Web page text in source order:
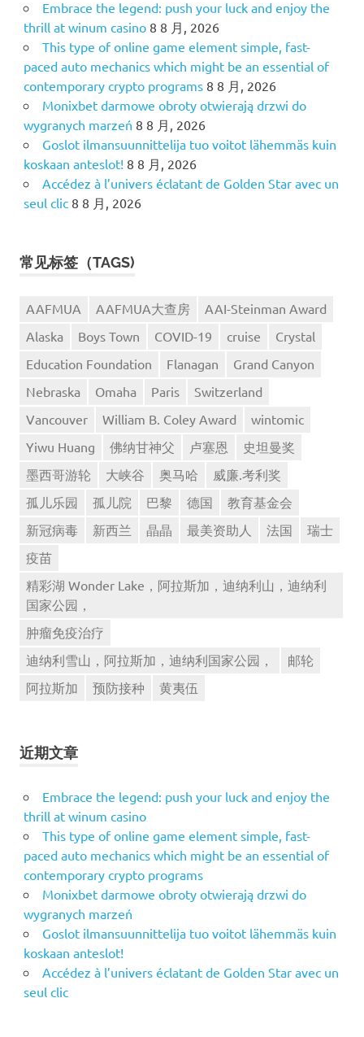
Embrace the legend: push your luck and enjoy the
thrill at winum casino 8 8 月, 2026
This type of online game element simple, fast-
paced auto mechanics which might be an essential of
contemporary crypto programs 8 8 月, 2026
Monixbet darmowe obroty otwierają drzwi do
wygranych marzeń 8 8 月, 2026
Goslot ilmansuunnittelija tuo voitot lähemmäs kuin
koskaan anteslot! 8 8 月, 2026
Accédez à l’univers éclatant de Golden Star avec un
seul clic 8 8 月, 2026
常见标签（TAGS)
AAFMUA AAFMUA大查房
AAI-Steinman Award
Alaska
Boys Town COVID-19 cruise
Crystal
Education Foundation
Flanagan
Grand Canyon
Nebraska
Omaha Paris
Switzerland
Vancouver
William B. Coley Award
wintomic
Yiwu Huang
佛纳甘神父 卢塞恩
史坦曼奖
墨西哥游轮
大峡谷 奥马哈
威廉.考利奖
孤儿乐园
孤儿院 巴黎 德国
教育基金会
新冠病毒
新西兰 晶晶 最美资助人 法国
瑞士
疫苗
精彩湖 Wonder Lake，阿拉斯加，迪纳利山，迪纳利
国家公园，
肿瘤免疫治疗
迪纳利雪山，阿拉斯加，迪纳利国家公园，
邮轮
阿拉斯加
预防接种 黄夷伍
近期文章
Embrace the legend: push your luck and enjoy the
thrill at winum casino
This type of online game element simple, fast-
paced auto mechanics which might be an essential of
contemporary crypto programs
Monixbet darmowe obroty otwierają drzwi do
wygranych marzeń
Goslot ilmansuunnittelija tuo voitot lähemmäs kuin
koskaan anteslot!
Accédez à l’univers éclatant de Golden Star avec un
seul clic